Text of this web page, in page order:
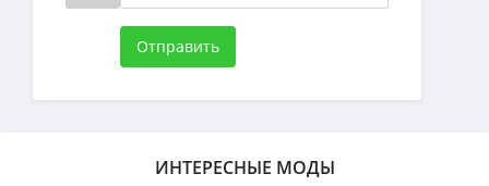
Отправить
ИНТЕРЕСНЫЕ МОДЫ